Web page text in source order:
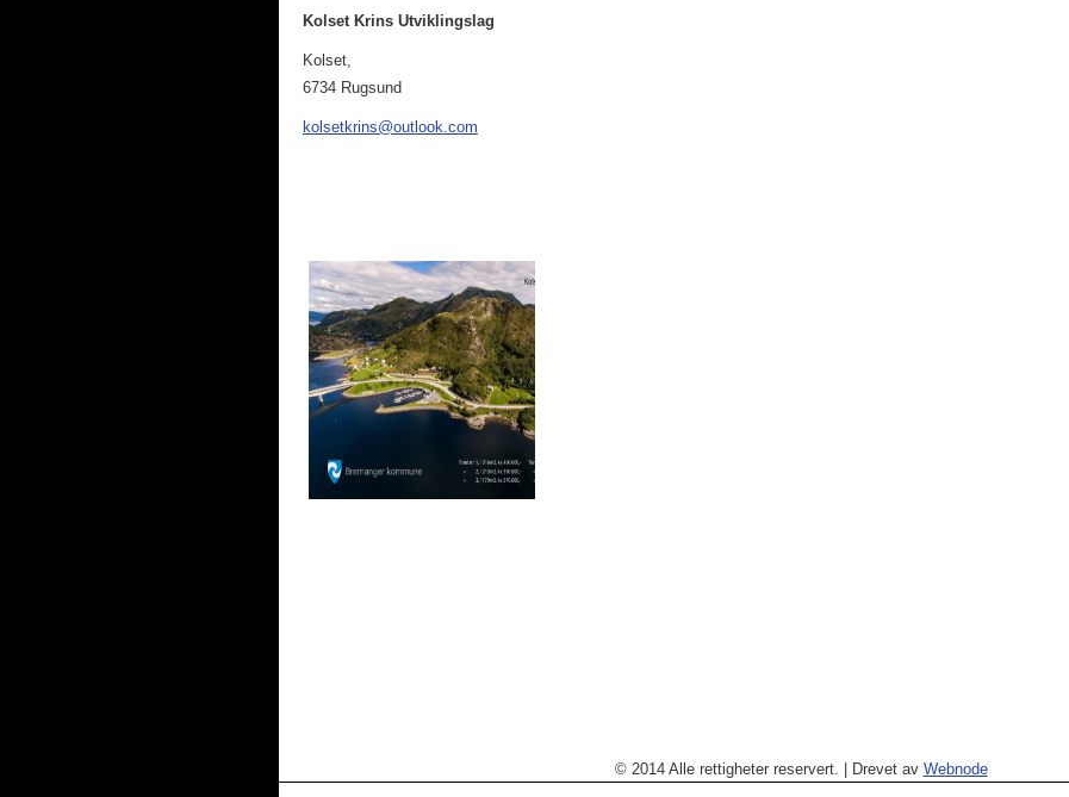
Kolset Krins Utviklingslag
Kolset,
6734 Rugsund
kolsetkrins@outl ook.com
© 2014 Alle rettigheter reservert. Drevet av Webnode